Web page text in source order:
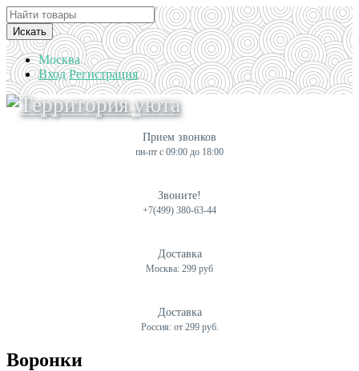
Искать
Москва
Вход Регистрация
Прием звонков
пн-пт с 09:00 до 18:00
Звоните!
+7(499) 380-63-44
Доставка
Москва: 299 руб
Доставка
Россия: от 299 руб.
Воронки